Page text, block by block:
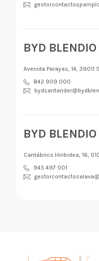
BYD
Avenida Parayas, 14,
842 909 000
BYD
Cantábrico Hiribidea, 16,
945 497 001